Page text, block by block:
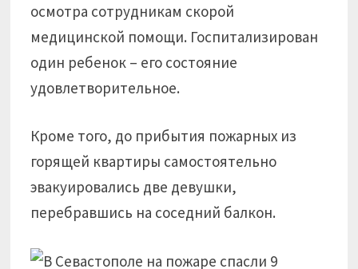
осмотра сотрудникам скорой
медицинской помощи. Госпитализирован
один ребенок – его состояние
удовлетворительное.
Кроме того, до прибытия пожарных из
горящей квартиры самостоятельно
эвакуировались две девушки,
перебравшись на соседний балкон.